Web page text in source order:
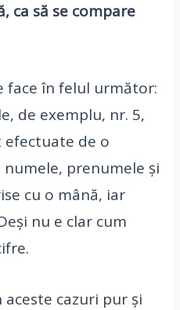
ca să se compare
face în felul următor:
de exemplu, nr. 5,
efectuate de o
prenumele și
cu o mână, iar
nu e clar cum
cazuri pur și